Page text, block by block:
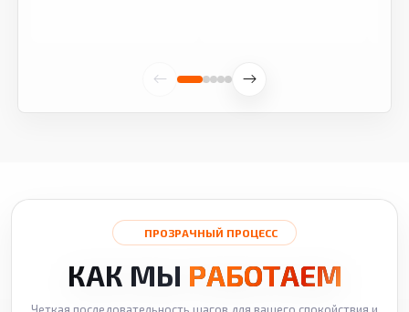
ПРОЗРАЧНЫЙ ПРОЦЕСС
КАК МЫ РАБОТАЕМ
Четкая последовательность шагов для вашего спокойствия и